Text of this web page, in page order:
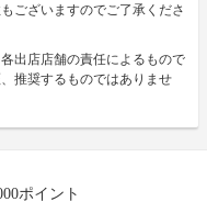
ございますのでご了承くださ
出店店舗の責任によるもので
推奨するものではありませ
ポイント